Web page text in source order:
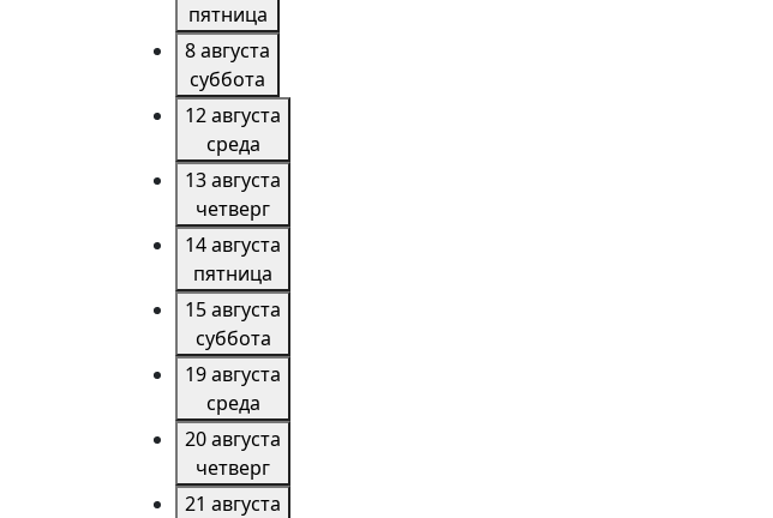
пятница
8 августа
суббота
12 августа
среда
13 августа
четверг
14 августа
пятница
15 августа
суббота
19 августа
среда
20 августа
четверг
21 августа